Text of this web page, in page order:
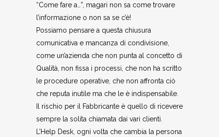
“Come fare a…”, magari non sa come trovare
l’informazione o non sa se c’è!
Possiamo pensare a questa chiusura
comunicativa e mancanza di condivisione,
come un’azienda che non punta al concetto di
Qualità, non fissa i processi, che non ha scritto
le procedure operative, che non affronta ciò
che reputa inutile ma che le è indispensabile.
Il rischio per il Fabbricante è quello di ricevere
sempre la solita chiamata dai vari clienti.
L’Help Desk, ogni volta che cambia la persona